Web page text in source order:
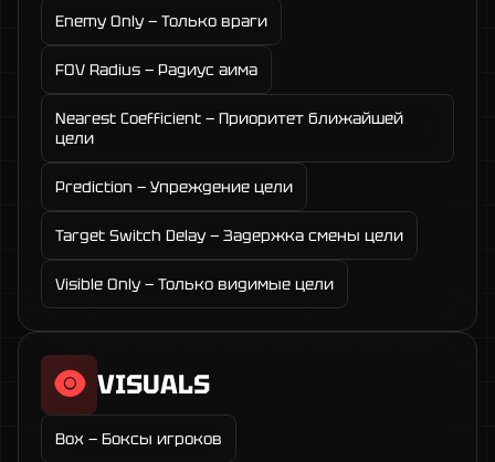
Enemy Only — Только враги
FOV Radius — Радиус аима
Nearest Coefficient — Приоритет ближайшей
цели
Prediction — Упреждение цели
Target Switch Delay — Задержка смены цели
Visible Only — Только видимые цели
VISUALS
Box — Боксы игроков